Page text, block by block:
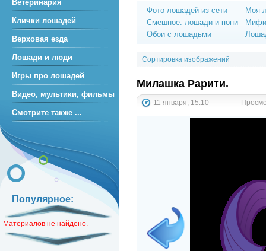
Фото лошадей из сети
Смешное: лошади и пони
Обои с лошадьми
Моя
Сортировка изображений
Милашка Рарити.
11 января, 15:10
Ветеринария
Клички лошадей
Верховая езда
Лошади и люди
Игры про лошадей
Видео, мультики, фильмы
Смотрите также ...
Популярное:
Материалов не найдено.